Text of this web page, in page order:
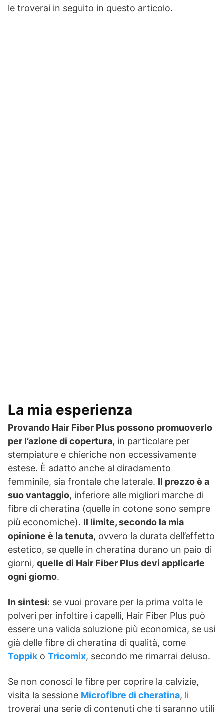
le troverai in seguito in questo articolo.
La mia esperienza
Provando Hair Fiber Plus possono promuoverlo
per l’azione di copertura, in particolare per
stempiature e chieriche non eccessivamente
estese. È adatto anche al diradamento
femminile, sia frontale che laterale. Il prezzo è a
suo vantaggio, inferiore alle migliori marche di
fibre di cheratina (quelle in cotone sono sempre
più economiche). Il limite, secondo la mia
opinione è la tenuta, ovvero la durata dell’effetto
estetico, se quelle in cheratina durano un paio di
giorni, quelle di Hair Fiber Plus devi applicarle
ogni giorno.
In sintesi: se vuoi provare per la prima volta le
polveri per infoltire i capelli, Hair Fiber Plus può
essere una valida soluzione più economica, se usi
già delle fibre di cheratina di qualità, come
Toppik o Tricomix, secondo me rimarrai deluso.
Se non conosci le fibre per coprire la calvizie,
visita la sessione Microfibre di cheratina, li
troverai una serie di contenuti che ti saranno utili